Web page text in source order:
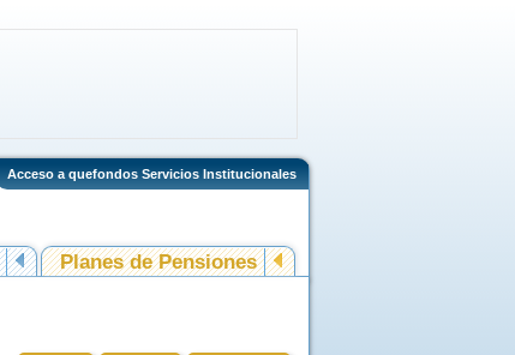
Acceso a quefondos Servicios Institucionales
Planes de Pensiones